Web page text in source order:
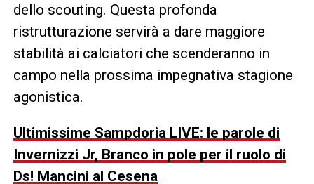
dello scouting. Questa profonda
ristrutturazione servirà a dare maggiore
stabilità ai calciatori che scenderanno in
campo nella prossima impegnativa stagione
agonistica.
Ultimissime Sampdoria LIVE: le parole di
Invernizzi Jr, Branco in pole per il ruolo di
Ds! Mancini al Cesena